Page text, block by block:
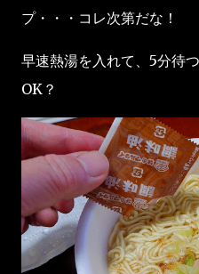
プ・・・コレ次第だな！
早速熱湯を入れて、5分
OK？